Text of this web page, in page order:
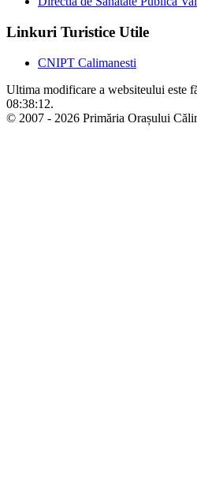
Linkuri Turistice Utile
CNIPT Calimanesti
Ultima modificare a websiteului este
08:38:12.
© 2007 - 2026 Primăria Orașului